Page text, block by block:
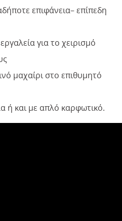
επιφάνεια– επίπεδη
για το χειρισμό
μαχαίρι στο επιθυμητό
ή και με απλό καρφωτικό.